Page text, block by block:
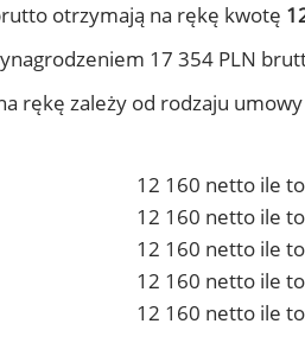
otrzymają na rękę kwotę
17 354 PLN
rękę zależy od rodzaju
12 160 netto ile
12 160 netto ile
12 160 netto ile
12 160 netto ile
12 160 netto ile